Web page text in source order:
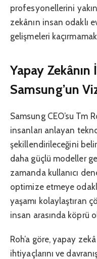
profesyonellerini
zekânın insan odaklı
gelişmeleri
Yapay Zekânın
Samsung’un
Samsung CEO’su Tm
insanları anlayan
şekillendirileceğini
daha güçlü modeller
zamanda kullanıcı
optimize etmeye
yaşamı kolaylaştıran
insan arasında köprü
Roh’a göre, yapay
ihtiyaçlarını ve